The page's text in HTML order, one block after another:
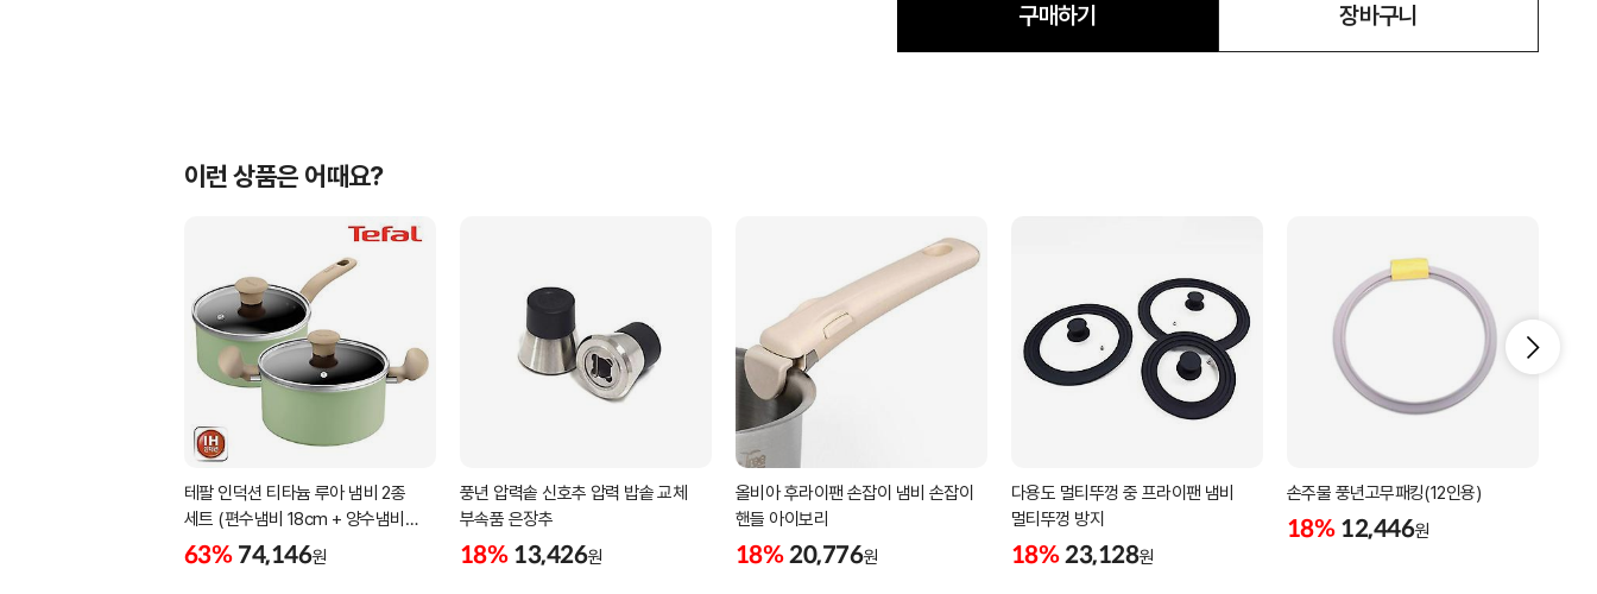
구매하기 장바구니
이런 상품은 어때요?
테팔 인덕션 티타늄 루아 냄비 2종
세트 (편수냄비 18cm + 양수냄비
20cm)
63% 74,146원
풍년 압력솥 신호추 압력 밥솥 교체
부속품 은장추
18% 13,426원
올비아 후라이팬 손잡이 냄비 손잡이
핸들 아이보리
18% 20,776원
다용도 멀티뚜껑 중 프라이팬 냄비
멀티뚜껑 방지
18% 23,128원
손주물 풍년고무패킹(12인용)
18% 12,446원